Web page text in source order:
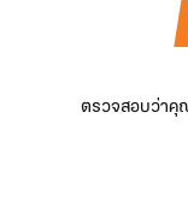
ตรวจสอบว่าคุ